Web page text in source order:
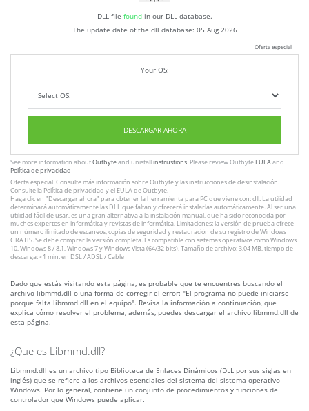
DLL file foundin our DLL database.
The update date of the dll database: 05 Aug 2026
Oferta especial
Your OS:
DESCARGAR AHORA
See more information aboutOutbyteand unistallinstrustions. Please review Outbyte EULAand
Política de privacidad
Oferta especial. Consulte más información sobreOutbytey las instruccionesde desinstalación.
Consultela Política de privacidad y el EULAde Outbyte.
Haga clic en "Descargar ahora" para obtener la herramienta para PC que viene con: dll. La utilidad
determinará automáticamente las DLL que faltan y ofrecerá instalarlas automáticamente. Al ser una
utilidad fácil de usar, es una gran alternativa a la instalación manual, que ha sido reconocida por
muchos expertos en informática y revistas de informática. Limitaciones: la versión de prueba ofrece
un número ilimitado de escaneos, copias de seguridad y restauración de su registro de Windows
GRATIS. Se debe comprar la versión completa. Es compatible con sistemas operativos como Windows
10, Windows 8 / 8.1, Windows 7 y Windows Vista (64/32 bits). Tamaño de archivo: 3,04 MB, tiempo de
descarga: <1 min. en DSL / ADSL / Cable
Dado que estás visitando esta página, es probable que te encuentres buscando el
archivo libmmd.dll o una forma de corregir el error: "El programa no puede iniciarse
porque falta libmmd.dll en el equipo". Revisa la información a continuación, que
explica cómo resolver el problema, además, puedes descargar el archivo libmmd.dll de
esta página.
¿Que es Libmmd.dll?
Libmmd.dll es un archivo tipo Biblioteca de Enlaces Dinámicos (DLL por sus siglas en
inglés) que se refiere a los archivos esenciales del sistema del sistema operativo
Windows. Por lo general, contiene un conjunto de procedimientos y funciones de
controlador que Windows puede aplicar.